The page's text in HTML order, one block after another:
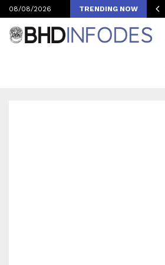
08/08/2026 TRENDING NOW
Merlinovih koncerata